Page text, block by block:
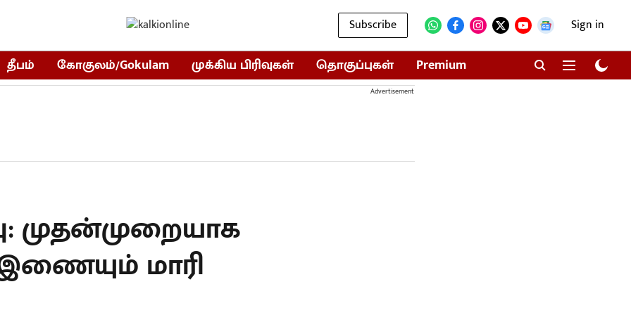
Subscribe Sign in
தீபம் கோகுலம்/Gokulam முக்கிய பிரிவுகள் தொகுப்புகள் Premium
Advertisement
முதன்முறையாக
மாரி